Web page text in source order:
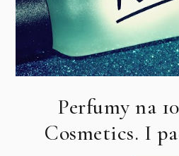
Perfumy na
Cosmetics. I